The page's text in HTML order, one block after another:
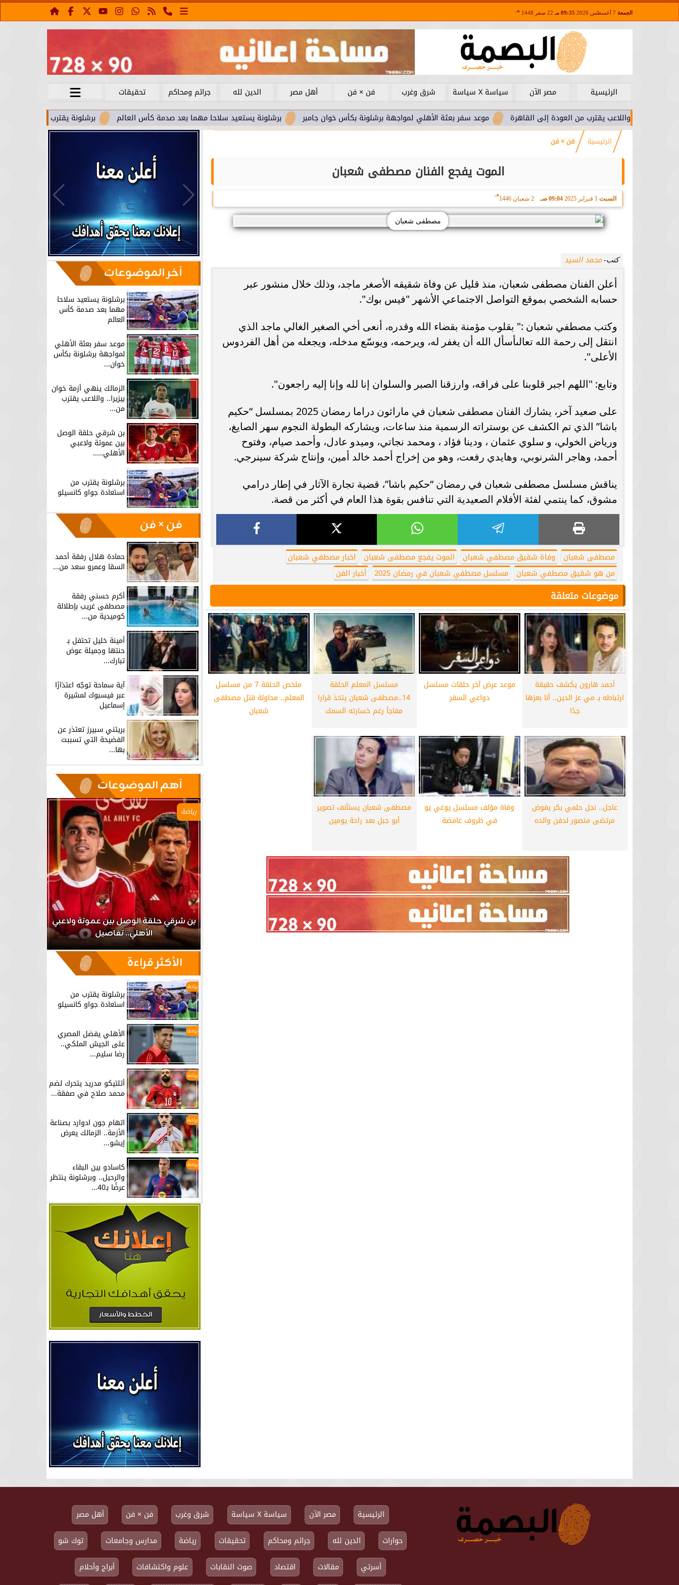
الجمعة 09:35 مـ 22 صفر 1448 هـ
الرئيسية مصر الآن سياسة X سياسة شرق وغرب فن × فن أهل مصر الدين لله جرائم ومحاكم
تحقيقات
برشلونة يقترب من استعادة جواو كانسيلو
برشلونة يستعيد سلاحا مهما بعد صدمة كأس العالم موعد سفر بعثة الأهلي لمواجهة برشلونة بكأس خوان جامبر واللاعب يقترب من العودة إلى القاهرة
الرئيسية فن × فن
الموت يفجع الفنان مصطفى شعبان
السبت 1 فبراير 2025 09:04 صـ 2 شعبان 1446
هـ
مصطفى شعبان
كتب-محمد السيد
أعلن الفنان مصطفى شعبان، منذ قليل عن وفاة شقيقه الأصغر ماجد، وذلك خلال منشور عبر
حسابه الشخصي بموقع التواصل الاجتماعي الأشهر "فيس بوك".
وكتب مصطفي شعبان :" بقلوب مؤمنة بقضاء الله وقدره، أنعى أخي الصغير الغالي ماجد الذي
انتقل إلى رحمة الله تعالىأسأل الله أن يغفر له، ويرحمه، ويوسّع مدخله، ويجعله من أهل الفردوس
الأعلى".
وتابع: "اللهم اجبر قلوبنا على فراقه، وارزقنا الصبر والسلوان إنا لله وإنا إليه راجعون".
على صعيد آخر، يشارك الفنان مصطفى شعبان في ماراثون دراما رمضان 2025 بمسلسل “حكيم
باشا” الذي تم الكشف عن بوستراته الرسمية منذ ساعات، ويشاركه البطولة النجوم سهر الصايغ،
ورياض الخولي، و سلوي عثمان ، ودينا فؤاد ، ومحمد نجاتي، وميدو عادل، وأحمد صيام، وفتوح
أحمد، وهاجر الشرنوبي، وهايدي رفعت، وهو من إخراج أحمد خالد أمين، وإنتاج شركة سينرجي.
يناقش مسلسل مصطفى شعبان في رمضان “حكيم باشا”، قضية تجارة الآثار في إطار درامي
مشوق، كما ينتمي لفئة الأفلام الصعيدية التي تنافس بقوة هذا العام في أكثر من قصة.
مصطفى شعبان وفاة شقيق مصطفي شعبان الموت يفجع مصطفى شعبان
اخبار مصطفي شعبان
من هو شقيق مصطفي شعبان
مسلسل مصطفي شعبان في رمضان 2025 أخبار الفن
موضوعات متعلقة
أحمد هارون يكشف حقيقة
ارتباطه بـ مي عز الدين.. أنا بعزها
جدًا
موعد عرض آخر حلقات مسلسل
دواعي السفر
مسلسل المعلم الحلقة
14..مصطفى شعبان يتخذ قرارا
مفاجأ رغم خسارته السمك
ملخص الحلقة 7 من مسلسل
المعلم.. محاولة قتل مصطفى
شعبان
عاجل.. نجل حلمي بكر يفوض
مرتضى منصور لدفن والده
وفاة مؤلف مسلسل يوغي يو
في ظروف غامضة
مصطفى شعبان يستأنف تصوير
أبو جبل بعد راحة يومين
آخر الموضوعات
برشلونة يستعيد سلاحا
مهما بعد صدمة كأس
العالم
موعد سفر بعثة الأهلي
لمواجهة برشلونة بكأس
خوان...
الزمالك ينهي أزمة خوان
بيزيرا.. واللاعب يقترب
من...
بن شرقي حلقة الوصل
بين عموتة ولاعبي
الأهلي.....
برشلونة يقترب من
استعادة جواو كانسيلو
فن × فن
حمادة هلال رفقة أحمد
السقا وعمرو سعد من...
أكرم حسني رفقة
مصطفى غريب بإطلالة
كوميدية من...
أمينة خليل تحتفل بـ
حنتها وجميلة عوض
تبارك...
آية سماحة توجّه اعتذارًا
عبر فيسبوك لمشيرة
إسماعيل
بريتني سبيرز تعتذر عن
الفضيحة التي تسببت
بها...
آهم الموضوعات
برشلونة يستعيد سلاحا مهما بعد صدمة
موعد سفر بعثة الأهلي لمواجهة برشلونة
بكأس خوان جامبر
الزمالك ينهي أزمة خوان بيزيرا.. واللاعب
يقترب من العودة إلى القاهرة
رياضة
بن شرقي حلقة الوصل بين عموتة ولاعبي
الأهلي.. تفاصيل
الأكثر قراءة
رياضة
برشلونة يقترب من
استعادة جواو كانسيلو
رياضة الأهلي يفضل المصري
على الجيش الملكي..
رضا سليم...
رياضة
أتلتيكو مدريد يتحرك لضم
محمد صلاح في صفقة...
رياضة اتهام جون ادوارد بصناعة
الأزمة.. الزمالك يعرض
إيشو...
رياضة كاسادو بين البقاء
والرحيل.. وبرشلونة ينتظر
عرضًا بـ40...
الرئيسية مصر الآن سياسة X سياسة شرق وغرب فن × فن
أهل مصر
حوارات
الدين لله جرائم ومحاكم تحقيقات رياضة مدارس وجامعات
توك شو
أسرتي
مقالات اقتصاد صوت النقابات علوم واكتشافات أبراج وأحلام